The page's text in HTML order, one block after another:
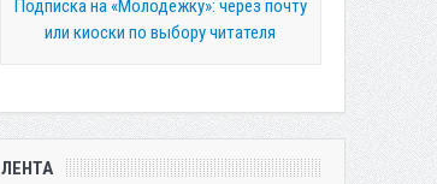
Подписка на «Молодежку»: через почту
или киоски по выбору читателя
ЛЕНТА